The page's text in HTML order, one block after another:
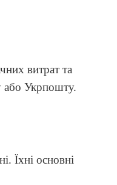
витрат та
або Укрпошту.
Їхні основні